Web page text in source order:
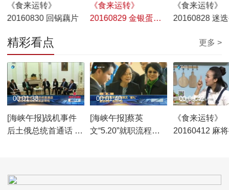
《食来运转》
20160830 回锅藕片
《食来运转》
20160829 金银蛋沁
《食来运转》
20160828 迷
精彩看点 更多 >
[海峡午报]战机事件
后土俄总统首通话 旨
00:01:38
[海峡午报]蔡英
文“5.20”就职流程公
00:01:40
《食来运转》
20160412 麻
00:09:42